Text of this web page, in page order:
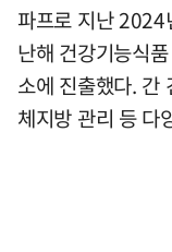
파프로 지난 2024
난해 건강기능식
소에 진출했다. 간
체지방 관리 등 다